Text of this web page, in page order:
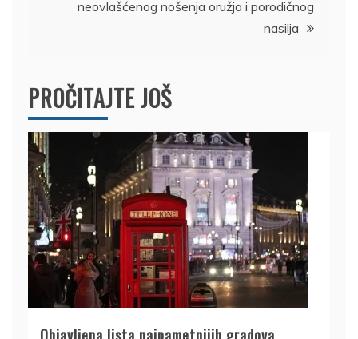
neovlašćenog nošenja oružja i porodičnog
nasilja
PROČITAJTE JOŠ
Objavljena lista najpametnijih gradova